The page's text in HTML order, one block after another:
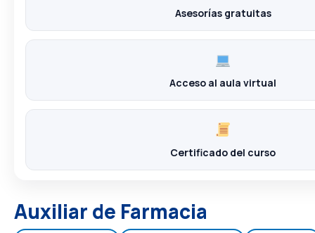
Auxiliar de Farmacia
Asesorías gratuitas
Acceso al aula virtual
Certificado del curso